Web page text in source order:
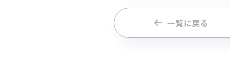
一覧に戻る